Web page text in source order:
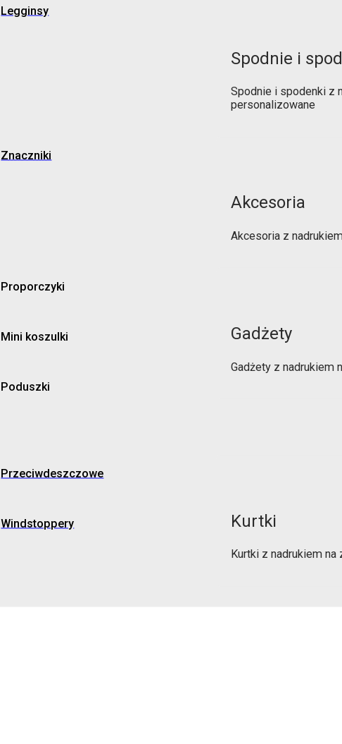
Legginsy
Spodnie i
Spodnie i spodenki z
personalizowane
Znaczniki
Akcesoria
Akcesoria z
Proporczyki
Mini koszulki
Poduszki
Gadżety
Gadżety z nadrukiem
Przeciwdeszczowe
Windstoppery Kurtki
Kurtki z nadrukiem